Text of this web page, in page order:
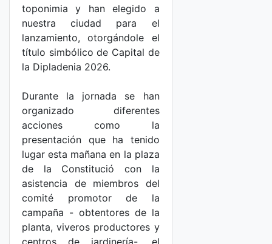
toponimia y han elegido a
nuestra ciudad para el
lanzamiento, otorgándole el
título simbólico de Capital de
la Dipladenia 2026.
Durante la jornada se han
organizado diferentes
acciones como la
presentación que ha tenido
lugar esta mañana en la plaza
de la Constitució con la
asistencia de miembros del
comité promotor de la
campaña - obtentores de la
planta, viveros productores y
centros de jardinería-, el